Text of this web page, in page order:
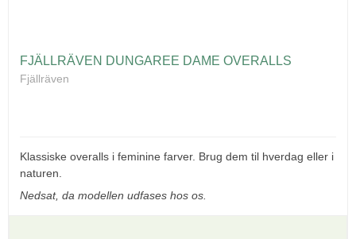
FJÄLLRÄVEN DUNGAREE DAME OVERALLS
Fjällräven
Klassiske overalls i feminine farver. Brug dem til hverdag eller i
naturen.
Nedsat, da modellen udfases hos os.